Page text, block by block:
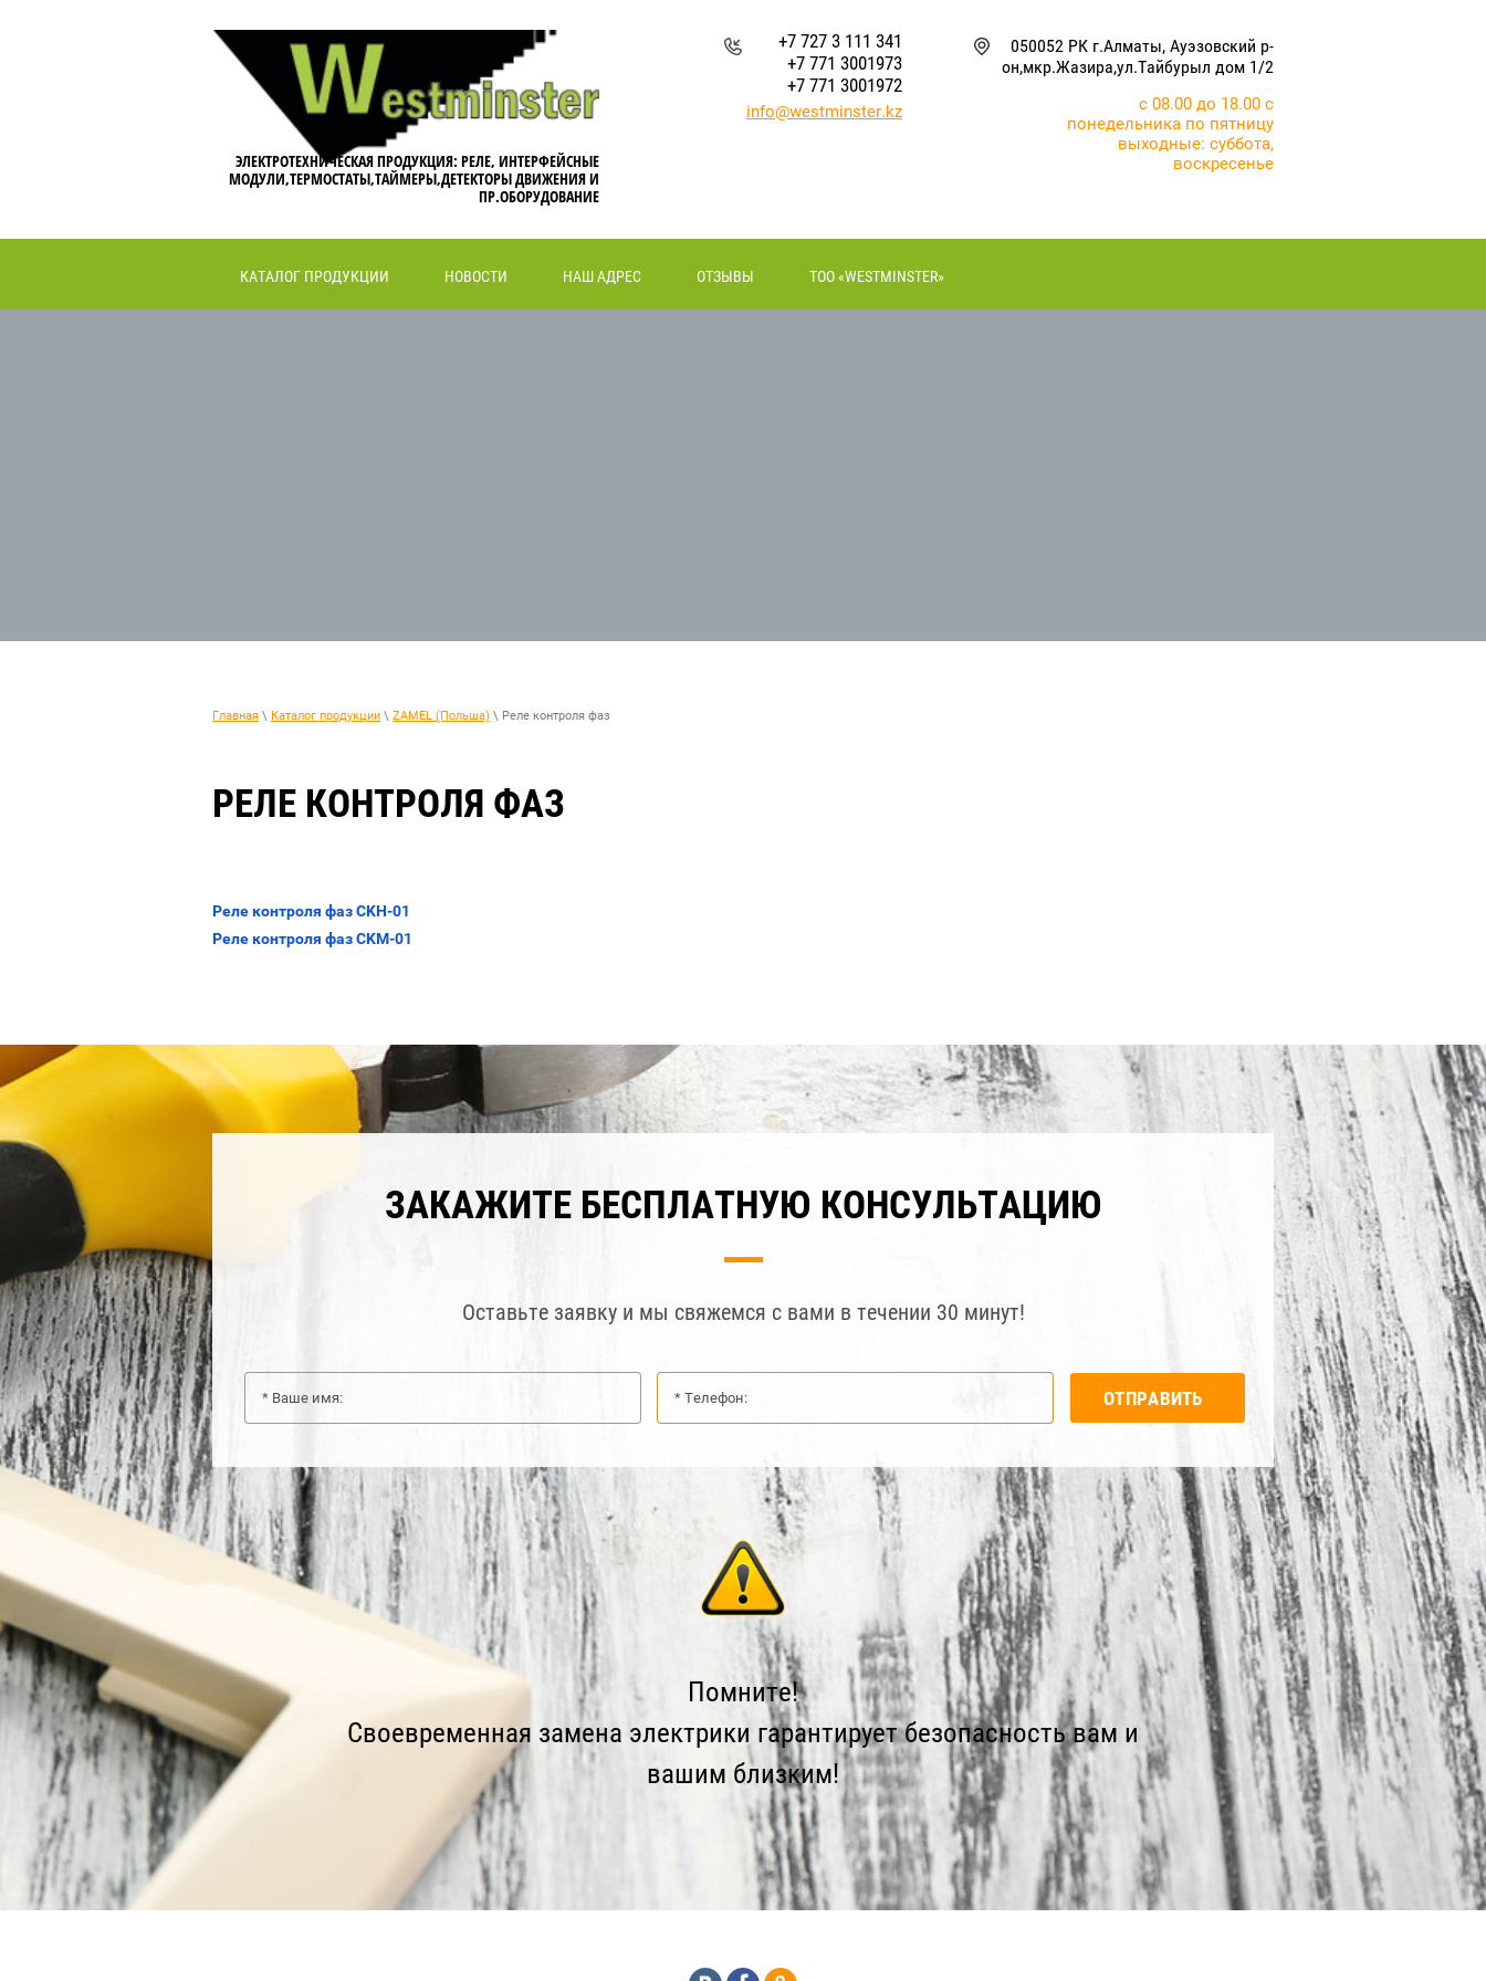
ЭЛЕКТРОТЕХНИЧЕСКАЯ ПРОДУКЦИЯ: РЕЛЕ, ИНТЕРФЕЙСНЫЕ
МОДУЛИ,ТЕРМОСТАТЫ,ТАЙМЕРЫ,ДЕТЕКТОРЫ ДВИЖЕНИЯ И
ПР.ОБОРУДОВАНИЕ
+7 727 3 111 341
+7 771 3001973
+7 771 3001972
info@westminster.kz
050052 РК г.Алматы, Ауэзовский р-
он,мкр.Жазира,ул.Тайбурыл дом 1/2
с 08.00 до 18.00 с
понедельника по пятницу
выходные: суббота,
воскресенье
КАТАЛОГ ПРОДУКЦИИ НОВОСТИ НАШ АДРЕС ОТЗЫВЫ ТОО «WESTMINSTER»
Главная \ Каталог продукции \ ZAMEL (Польша) \ Реле контроля фаз
РЕЛЕ КОНТРОЛЯ ФАЗ
Реле контроля фаз CKH-01
Реле контроля фаз CKM-01
ЗАКАЖИТЕ БЕСПЛАТНУЮ КОНСУЛЬТАЦИЮ
Оставьте заявку и мы свяжемся с вами в течении 30 минут!
ОТПРАВИТЬ
Помните!
Своевременная замена электрики гарантирует безопасность вам и
вашим близким!